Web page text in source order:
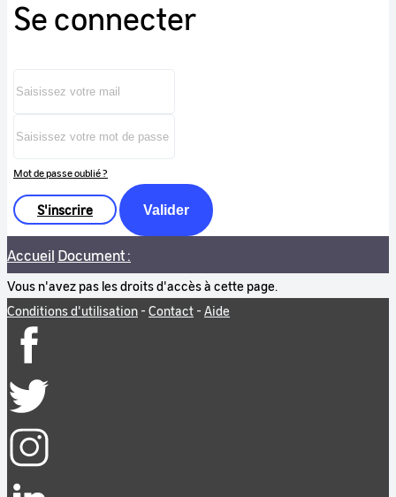
Se connecter
Mot de passe oublié ?
S'inscrire Valider
Accueil Document :
Vous n'avez pas les droits d'accès à cette page.
Conditions d'utilisation - Contact - Aide